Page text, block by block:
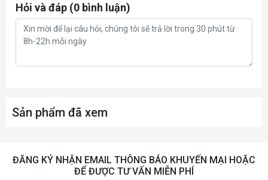
Hỏi và đáp (0 bình luận)
Sản phẩm đã xem
ĐĂNG KÝ NHẬN EMAIL THÔNG BÁO KHUYẾN MẠI HOẶC
ĐỂ ĐƯỢC TƯ VẤN MIỄN PHÍ